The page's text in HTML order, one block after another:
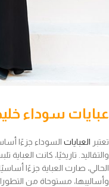
عبايات سوداء
تعتبر العبايات السوداء جزءًا
والتقاليد. تاريخيًا، كانت
الحالي، صارت العباية جزءًا
وأساليبها، مستوحاة من